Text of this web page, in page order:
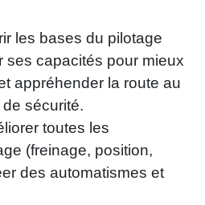
les bases du pilotage
ses capacités pour mieux
appréhender la route au
sécurité.
toutes les
(freinage, position,
des automatismes et